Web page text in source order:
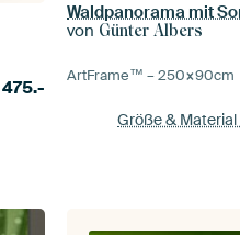
475.-
Waldpanorama mit
von Günter Albers
ArtFrame™ –250×90cm
Größe &